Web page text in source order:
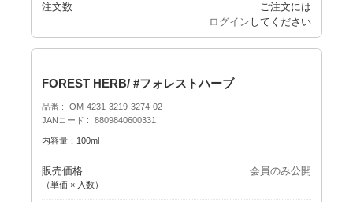
注文数
ご注文には
ログイン してください
FOREST HERB/ #フォレストハーブ
品番
OM-4231-3219-3274-02
JANコード
8809840600331
内容量：100ml
販売価格
（単価 × 入数）
会員のみ公開